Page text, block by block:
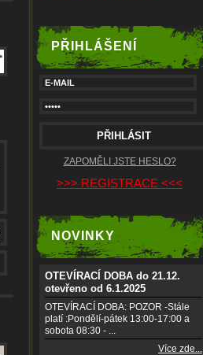
PŘIHLÁŠENÍ
ZAPOMĚLI JSTE HESLO?
>>> REGISTRACE <<<
NOVINKY
OTEVÍRACÍ DOBA do 21.12.
otevřeno od 6.1.2025
OTEVÍRACÍ DOBA: POZOR -Stále
platí :Pondělí-pátek 13:00-17:00 a
sobota 08:30 - ...
Více zde...